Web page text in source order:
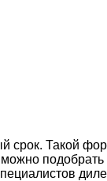
Такой
подобрать